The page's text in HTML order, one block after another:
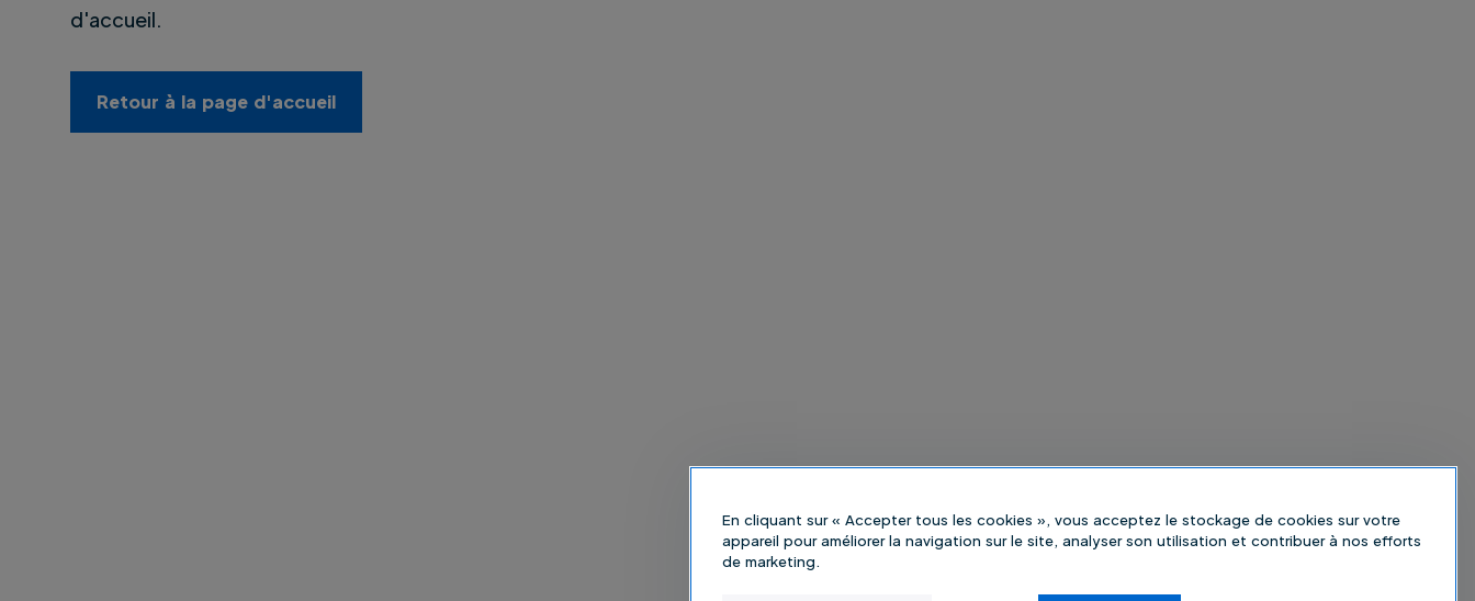
d'accueil.
Retour à la page d'accueil
En cliquant sur « Accepter tous les cookies », vous acceptez le stockage de cookies sur votre
appareil pour améliorer la navigation sur le site, analyser son utilisation et contribuer à nos efforts
de marketing.